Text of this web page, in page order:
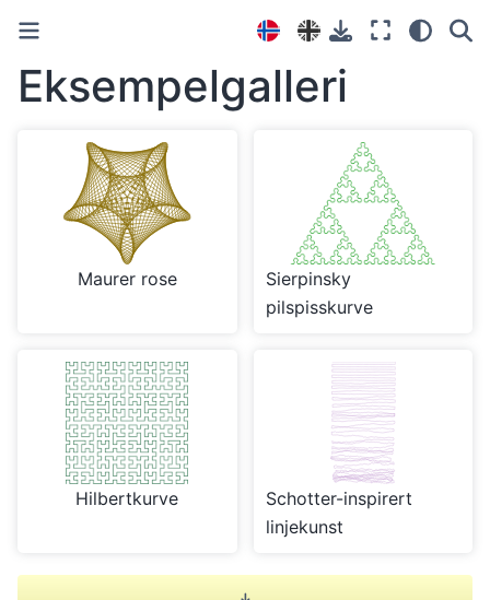
Eksempelgalleri
Maurer rose
Sierpinsky
pilspisskurve
Hilbertkurve
Schotter-inspirert
linjekunst